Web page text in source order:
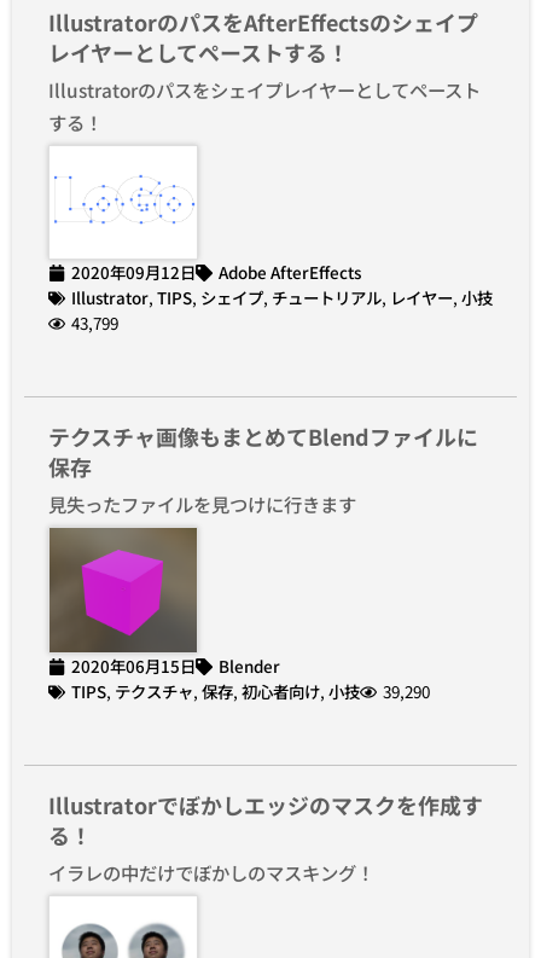
IllustratorのパスをAfterEffectsのシェイプ
レイヤーとしてペーストする！
Illustratorのパスをシェイプレイヤーとしてペースト
する！
2020年09月12日
Adobe AfterEffects
Illustrator, TIPS, シェイプ, チュートリアル, レイヤー, 小技
43,799
テクスチャ画像もまとめてBlendファイルに
保存
見失ったファイルを見つけに行きます
2020年06月15日
Blender
TIPS, テクスチャ, 保存, 初心者向け, 小技 39,290
Illustratorでぼかしエッジのマスクを作成す
る！
イラレの中だけでぼかしのマスキング！